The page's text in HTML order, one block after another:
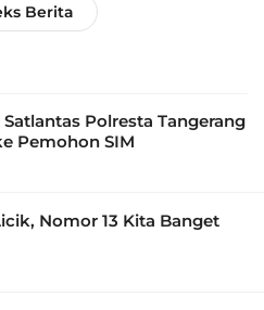
Berita
Polresta Tangerang
Pemohon SIM
Nomor 13 Kita Banget